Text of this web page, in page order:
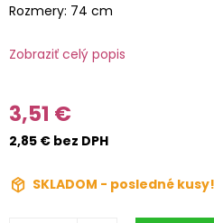
Rozmery: 74 cm
Zobraziť celý popis
3,51 €
2,85 € bez DPH
SKLADOM - posledné kusy!